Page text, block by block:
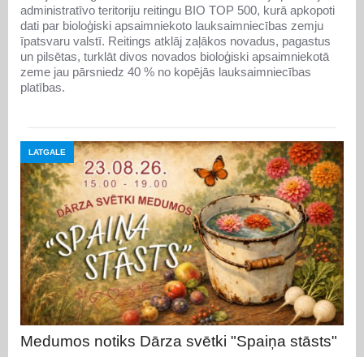
administratīvo teritoriju reitingu BIO TOP 500, kurā apkopoti
dati par bioloģiski apsaimniekoto lauksaimniecības zemju
īpatsvaru valstī. Reitings atklāj zaļākos novadus, pagastus
un pilsētas, turklāt divos novados bioloģiski apsaimniekotā
zeme jau pārsniedz 40 % no kopējās lauksaimniecības
platības.
LATGALE
Medumos notiks Dārza svētki "Spaiņa stāsts"